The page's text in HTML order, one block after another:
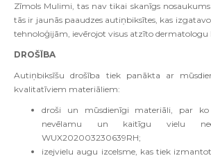
Zīmols Mulimi, tas nav tikai skanīgs
tās ir jaunās paaudzes autiņbiksītes, kas
tehnoloģijām, ievērojot visus atzīto dermatologu
DROŠĪBA
Autiņbiksīšu drošība tiek panākta ar
kvalitatīviem materiāliem:
droši un mūsdienīgi materiāli, par
nevēlamu un kaitīgu vielu
WUX202003230639RH;
izejvielu augu izcelsme, kas tiek